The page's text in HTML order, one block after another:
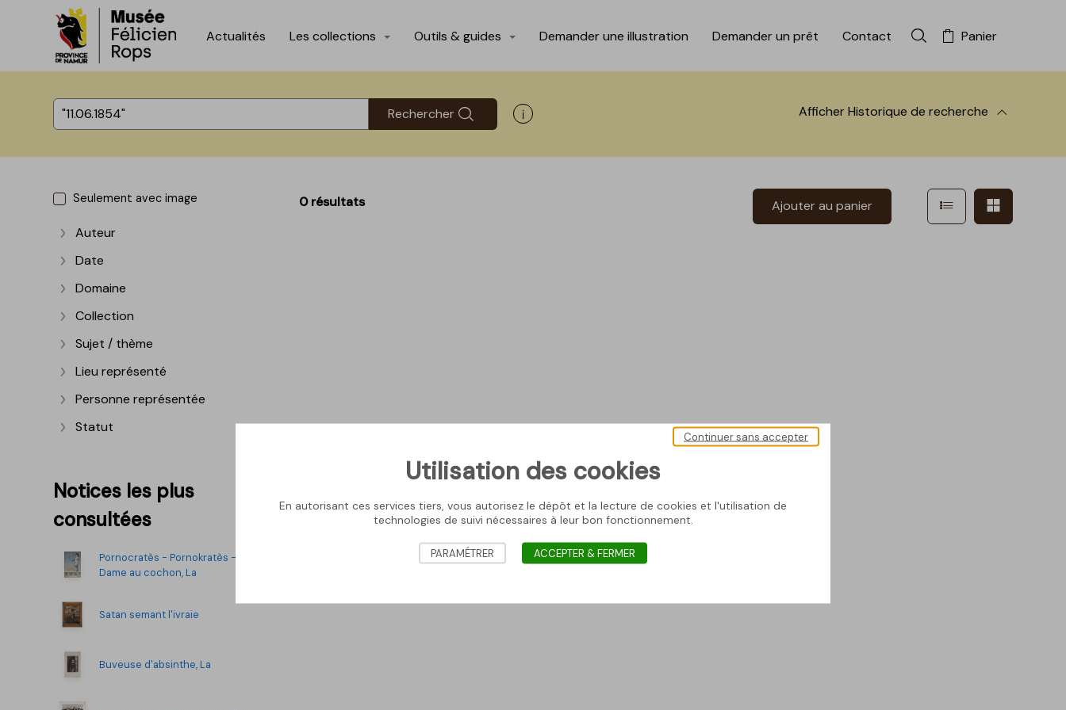
Accèder directement au contenu
Accèder directement au contenu
Actualités Les collections Outils & guides Demander une illustration Demander un prêt Contact Rechercher dans la
Panier
Rechercher Afficher les informations d'aide à la recherche AfficherHistorique de recherche
Seulement avec image
Afficher plus
Auteur
Afficher plus
Date
Afficher plus
Domaine
Afficher plus
Collection
Afficher plus
Sujet / thème
Afficher plus
Lieu représenté
Afficher plus
Personne représentée
Afficher plus
Statut
Notices les plus
consultées
Pornocratès - Pornokratès -
Dame au cochon, La
Satan semant l'ivraie
Buveuse d'absinthe, La
0 résultats Ajouter au panier Afficher en mode
Utilisation des cookies
En autorisant ces services tiers, vous autorisez le dépôt et la lecture de cookies et l'utilisation de
technologies de suivi nécessaires à leur bon fonctionnement.
Continuer sans accepter
PARAMÉTRER ACCEPTER & FERMER